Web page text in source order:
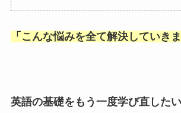
「 こんな悩みを全て解決していきま
英語の基礎をもう一度学び直した